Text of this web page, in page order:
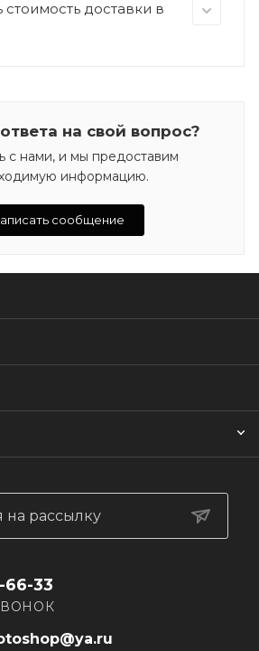
стоимость доставки в
на свой вопрос?
с нами, и мы предоставим
информацию.
сообщение
на рассылку
66-33